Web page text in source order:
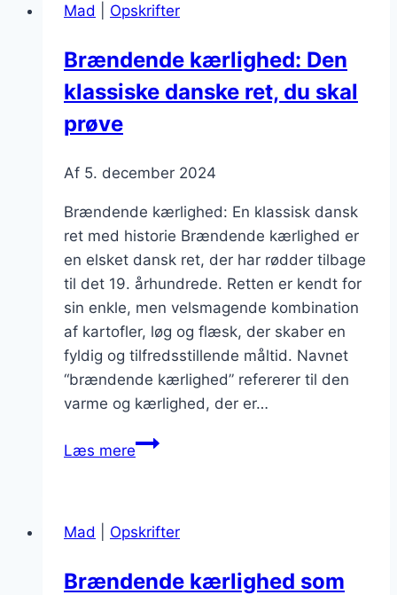
ekstra
nuancer
Mad Opskrifter
Brændende kærlighed: Den
klassiske danske ret, du skal
prøve
Af 5. december 2024
Brændende kærlighed: En klassisk dansk
ret med historie Brændende kærlighed er
en elsket dansk ret, der har rødder tilbage
til det 19. århundrede. Retten er kendt for
sin enkle, men velsmagende kombination
af kartofler, løg og flæsk, der skaber en
fyldig og tilfredsstillende måltid. Navnet
“brændende kærlighed” refererer til den
varme og kærlighed, der er…
Læs mereBrændende
danske
du
Mad Opskrifter
Brændende kærlighed som